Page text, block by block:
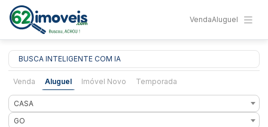
VendaAluguel
BUSCA INTELIGENTE COM IA
Venda Aluguel Imóvel Novo Temporada
CASA
GO